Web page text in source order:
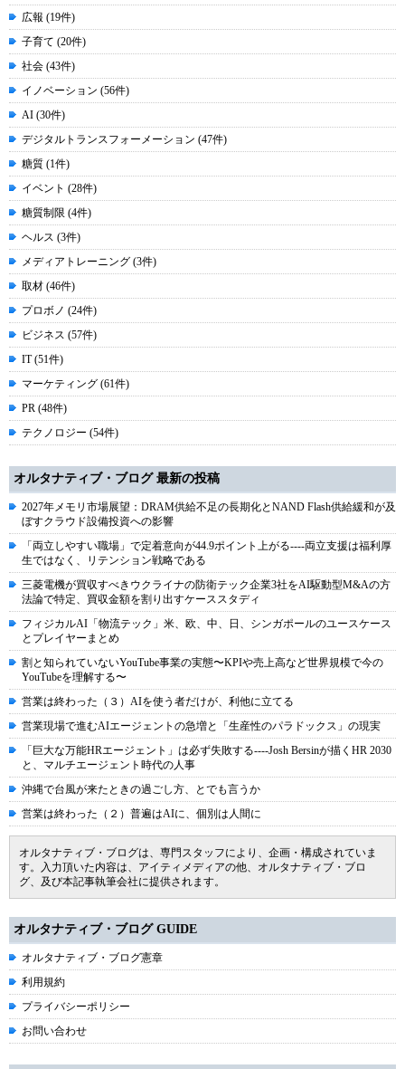
広報 (19件)
子育て (20件)
社会 (43件)
イノベーション (56件)
AI (30件)
デジタルトランスフォーメーション (47件)
糖質 (1件)
イベント (28件)
糖質制限 (4件)
ヘルス (3件)
メディアトレーニング (3件)
取材 (46件)
プロボノ (24件)
ビジネス (57件)
IT (51件)
マーケティング (61件)
PR (48件)
テクノロジー (54件)
オルタナティブ・ブログ 最新の投稿
2027年メモリ市場展望：DRAM供給不足の長期化とNAND Flash供給緩和が及
ぼすクラウド設備投資への影響
「両立しやすい職場」で定着意向が44.9ポイント上がる----両立支援は福利厚
生ではなく、リテンション戦略である
三菱電機が買収すべきウクライナの防衛テック企業3社をAI駆動型M&Aの方
法論で特定、買収金額を割り出すケーススタディ
フィジカルAI「物流テック」米、欧、中、日、シンガポールのユースケース
とプレイヤーまとめ
割と知られていないYouTube事業の実態〜KPIや売上高など世界規模で今の
YouTubeを理解する〜
営業は終わった（３）AIを使う者だけが、利他に立てる
営業現場で進むAIエージェントの急増と「生産性のパラドックス」の現実
「巨大な万能HRエージェント」は必ず失敗する----Josh Bersinが描くHR 2030
と、マルチエージェント時代の人事
沖縄で台風が来たときの過ごし方、とでも言うか
営業は終わった（２）普遍はAIに、個別は人間に
オルタナティブ・ブログは、専門スタッフにより、企画・構成されていま
す。入力頂いた内容は、アイティメディアの他、オルタナティブ・ブロ
グ、及び本記事執筆会社に提供されます。
オルタナティブ・ブログ GUIDE
オルタナティブ・ブログ憲章
利用規約
プライバシーポリシー
お問い合わせ